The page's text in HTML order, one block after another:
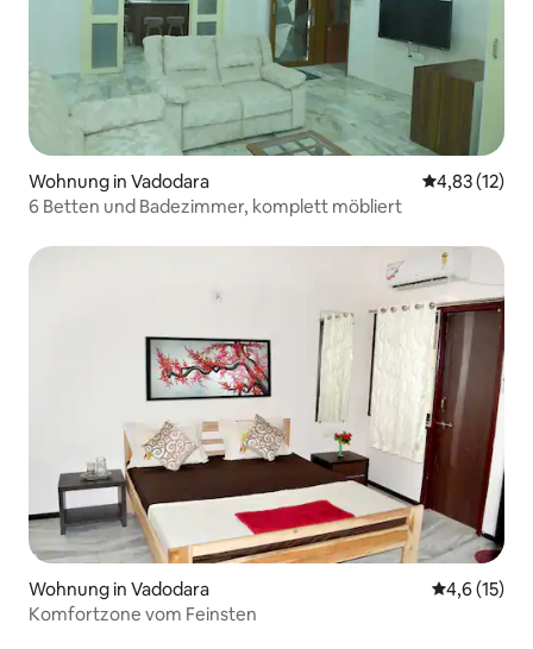
Wohnung in Vadodara
4,83 (12)
6 Betten und Badezimmer, komplett möbliert
Wohnung in Vadodara
4,6 (15)
Komfortzone vom Feinsten